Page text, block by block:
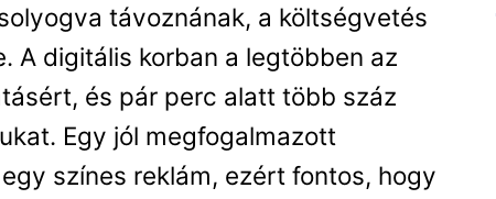
távoznának, a költségvetés
A digitális korban a legtöbben az
és pár perc alatt több száz
Egy jól megfogalmazott
színes reklám, ezért fontos, hogy